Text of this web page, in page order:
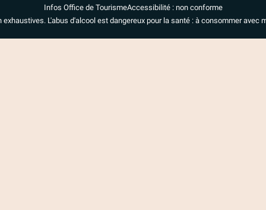
Infos Office de TourismeAccessibilité : non conforme
exhaustives. L'abus d'alcool est dangereux pour la santé : à consommer avec